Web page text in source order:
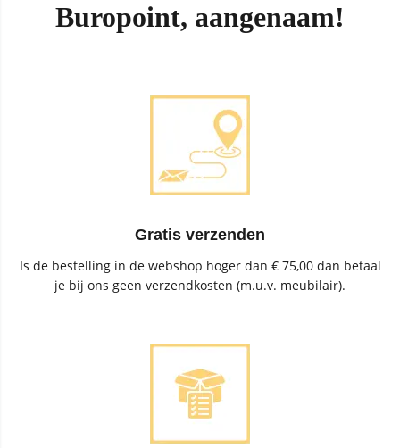
Buropoint, aangenaam!
Gratis verzenden
Is de bestelling in de webshop hoger dan € 75,00 dan betaal
je bij ons geen verzendkosten (m.u.v. meubilair).